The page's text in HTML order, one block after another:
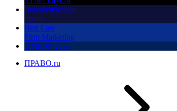
Экологическое
право
Best Law
Firm Marketing
ПМЮФ 2026
ПРАВО.ru